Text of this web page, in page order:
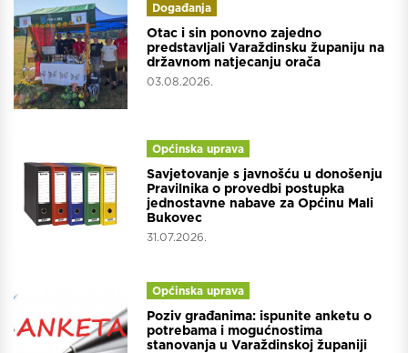
Događanja
Otac i sin ponovno zajedno
predstavljali Varaždinsku županiju na
državnom natjecanju orača
03.08.2026.
Općinska uprava
Savjetovanje s javnošću u donošenju
Pravilnika o provedbi postupka
jednostavne nabave za Općinu Mali
Bukovec
31.07.2026.
Općinska uprava
Poziv građanima: ispunite anketu o
potrebama i mogućnostima
stanovanja u Varaždinskoj županiji